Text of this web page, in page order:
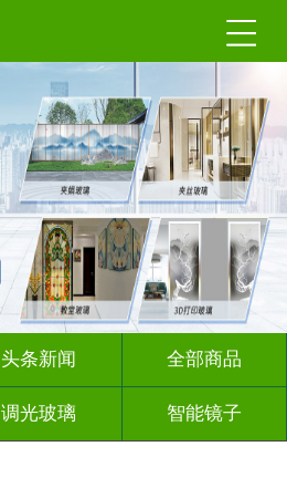
头条新闻 全部商品
调光玻璃 智能镜子